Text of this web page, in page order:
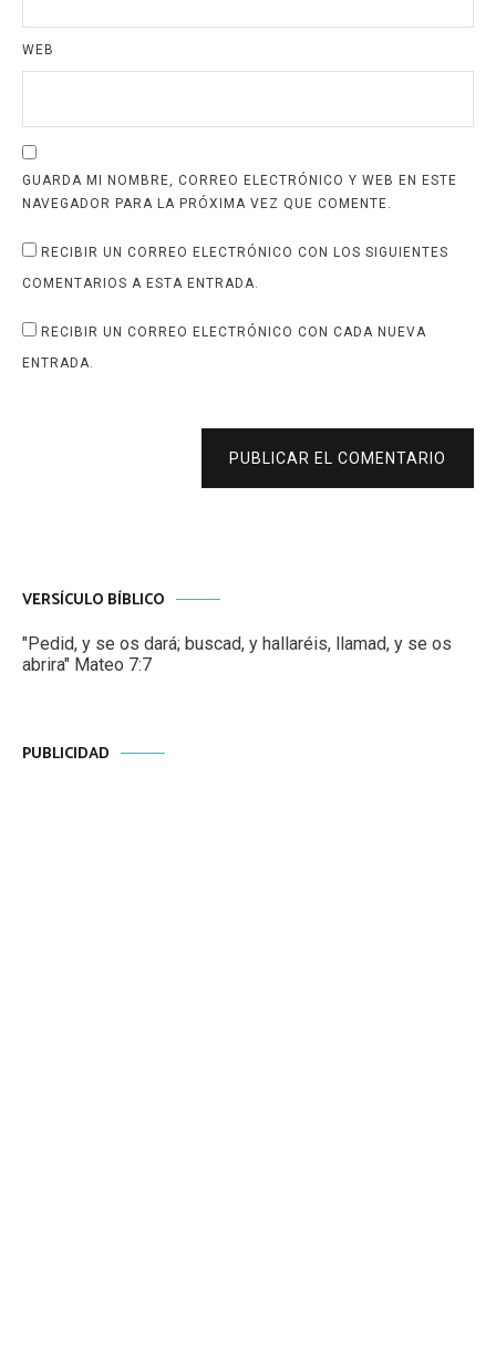
WEB
GUARDA MI NOMBRE, CORREO ELECTRÓNICO Y WEB EN ESTE
NAVEGADOR PARA LA PRÓXIMA VEZ QUE COMENTE.
RECIBIR UN CORREO ELECTRÓNICO CON LOS SIGUIENTES
COMENTARIOS A ESTA ENTRADA.
RECIBIR UN CORREO ELECTRÓNICO CON CADA NUEVA
ENTRADA.
PUBLICAR EL COMENTARIO
VERSÍCULO BÍBLICO
"Pedid, y se os dará; buscad, y hallaréis, llamad, y se os
abrira" Mateo 7:7
PUBLICIDAD